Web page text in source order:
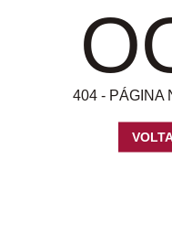
404 - PÁGINA